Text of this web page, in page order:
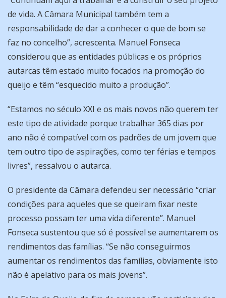
de vida. A Câmara Municipal também tem a
responsabilidade de dar a conhecer o que de bom se
faz no concelho”, acrescenta. Manuel Fonseca
considerou que as entidades públicas e os próprios
autarcas têm estado muito focados na promoção do
queijo e têm “esquecido muito a produção”.
“Estamos no século XXI e os mais novos não querem ter
este tipo de atividade porque trabalhar 365 dias por
ano não é compatível com os padrões de um jovem que
tem outro tipo de aspirações, como ter férias e tempos
livres”, ressalvou o autarca.
O presidente da Câmara defendeu ser necessário “criar
condições para aqueles que se queiram fixar neste
processo possam ter uma vida diferente”. Manuel
Fonseca sustentou que só é possível se aumentarem os
rendimentos das famílias. “Se não conseguirmos
aumentar os rendimentos das famílias, obviamente isto
não é apelativo para os mais jovens”.